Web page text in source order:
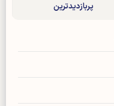
پربازدیدترین